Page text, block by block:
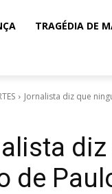
TRAGÉDIA DE
Jornalista diz que
de